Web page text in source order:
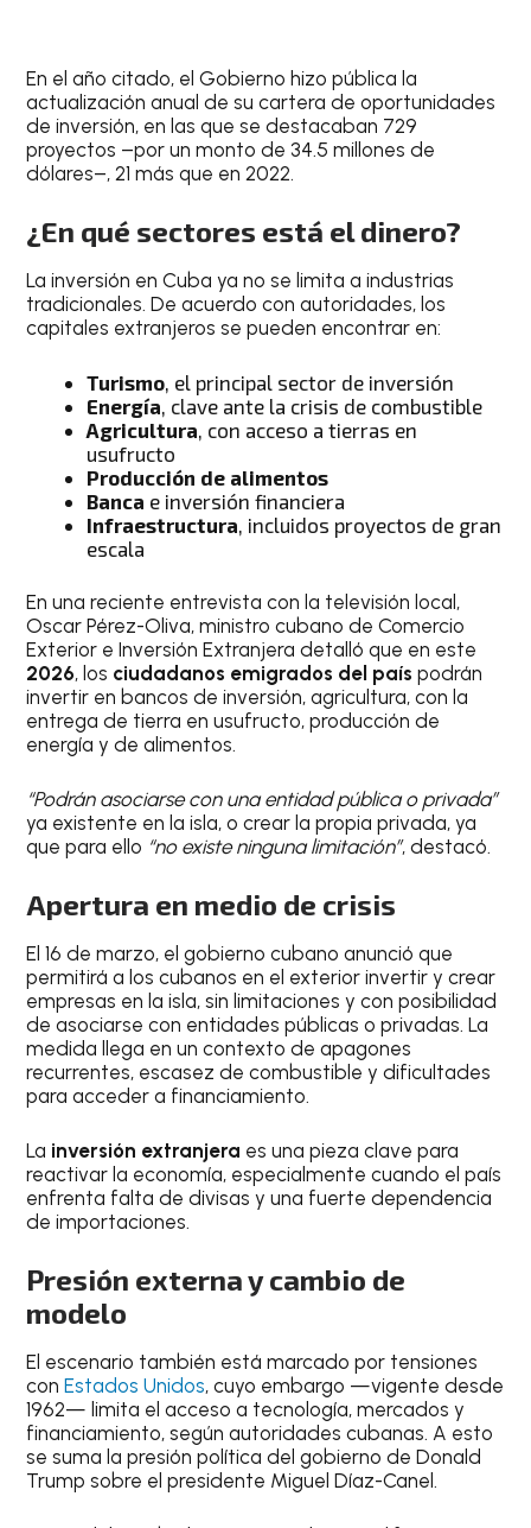
En el año citado, el Gobierno hizo pública la
actualización anual de su cartera de oportunidades
de inversión, en las que se destacaban 729
proyectos –por un monto de 34.5 millones de
dólares–, 21 más que en 2022.
¿En qué sectores está el dinero?
La inversión en Cuba ya no se limita a industrias
tradicionales. De acuerdo con autoridades, los
capitales extranjeros se pueden encontrar en:
Turismo , el principal sector de inversión
Energía , clave ante la crisis de combustible
Agricultura , con acceso a tierras en
usufructo
Producción de alimentos
Banca e inversión financiera
Infraestructura , incluidos proyectos de gran
escala
En una reciente entrevista con la televisión local,
Oscar Pérez-Oliva, ministro cubano de Comercio
Exterior e Inversión Extranjera detalló que en este
2026, los ciudadanos emigrados del país podrán
invertir en bancos de inversión, agricultura, con la
entrega de tierra en usufructo, producción de
energía y de alimentos.
“Podrán asociarse con una entidad pública o privada”
ya existente en la isla, o crear la propia privada, ya
que para ello “no existe ninguna limitación”, destacó.
Apertura en medio de crisis
El 16 de marzo, el gobierno cubano anunció que
permitirá a los cubanos en el exterior invertir y crear
empresas en la isla, sin limitaciones y con posibilidad
de asociarse con entidades públicas o privadas. La
medida llega en un contexto de apagones
recurrentes, escasez de combustible y dificultades
para acceder a financiamiento.
La inversión extranjera es una pieza clave para
reactivar la economía, especialmente cuando el país
enfrenta falta de divisas y una fuerte dependencia
de importaciones.
Presión externa y cambio de
modelo
El escenario también está marcado por tensiones
conEstados Unidos, cuyo embargo —vigente desde
1962— limita el acceso a tecnología, mercados y
financiamiento, según autoridades cubanas. A esto
se suma la presión política del gobierno de Donald
Trump sobre el presidente Miguel Díaz-Canel.